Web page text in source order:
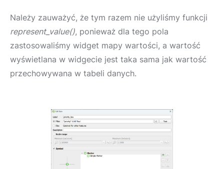
Należy zauważyć, że tym razem nie użyliśmy funkcji
represent_value(), ponieważ dla tego pola
zastosowaliśmy widget mapy wartości, a wartość
wyświetlana w widgecie jest taka sama jak wartość
przechowywana w tabeli danych.